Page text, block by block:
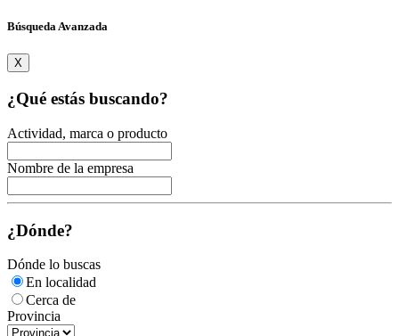
Búsqueda Avanzada
X
¿Qué estás buscando?
Actividad, marca o producto
Nombre de la empresa
¿Dónde?
Dónde lo buscas
En localidad
Cerca de
Provincia